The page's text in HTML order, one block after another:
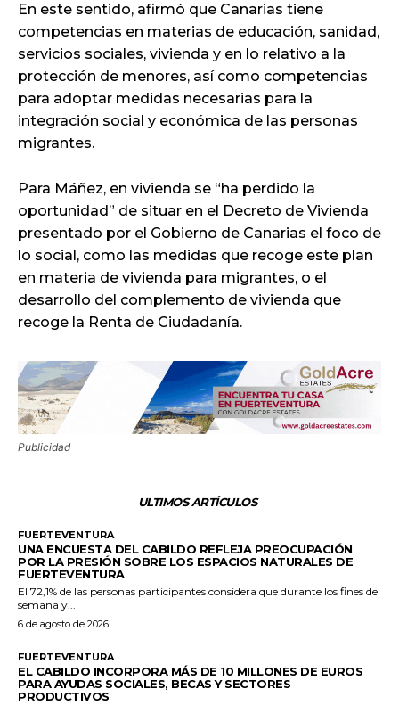
En este sentido, afirmó que Canarias tiene
competencias en materias de educación, sanidad,
servicios sociales, vivienda y en lo relativo a la
protección de menores, así como competencias
para adoptar medidas necesarias para la
integración social y económica de las personas
migrantes.
Para Máñez, en vivienda se “ha perdido la
oportunidad” de situar en el Decreto de Vivienda
presentado por el Gobierno de Canarias el foco de
lo social, como las medidas que recoge este plan
en materia de vivienda para migrantes, o el
desarrollo del complemento de vivienda que
recoge la Renta de Ciudadanía.
Publicidad
ULTIMOS ARTÍCULOS
FUERTEVENTURA
UNA ENCUESTA DEL CABILDO REFLEJA PREOCUPACIÓN
POR LA PRESIÓN SOBRE LOS ESPACIOS NATURALES DE
FUERTEVENTURA
El 72,1% de las personas participantes considera que durante los fines de
semana y...
6 de agosto de 2026
FUERTEVENTURA
EL CABILDO INCORPORA MÁS DE 10 MILLONES DE EUROS
PARA AYUDAS SOCIALES, BECAS Y SECTORES
PRODUCTIVOS